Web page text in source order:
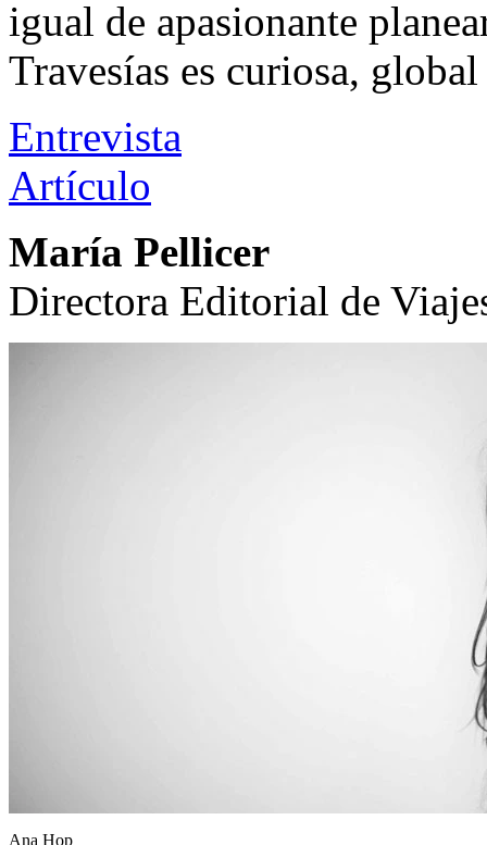
igual de apasionante
Travesías es curiosa,
Entrevista
Artículo
María Pellicer
Directora Editorial de
Ana Hop